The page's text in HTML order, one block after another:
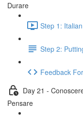
Durare
Step 1:
Step 2:
Feedback
Day 21 -
Pensare